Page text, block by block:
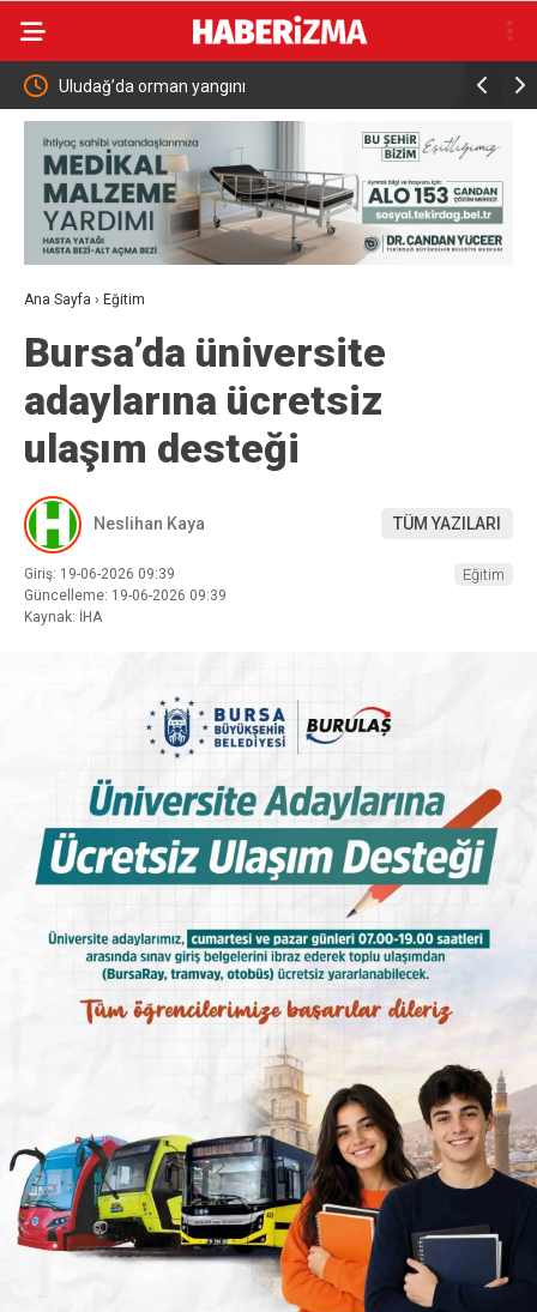
orman yangını MHP Kula İlçe Başkanı
Ana Sayfa › Eğitim
Bursa’da üniversite
adaylarına ücretsiz
ulaşım desteği
Neslihan Kaya TÜM YAZILARI
Giriş: 19-06-2026 09:39
Güncelleme: 19-06-2026 09:39
Kaynak: İHA
Eğitim